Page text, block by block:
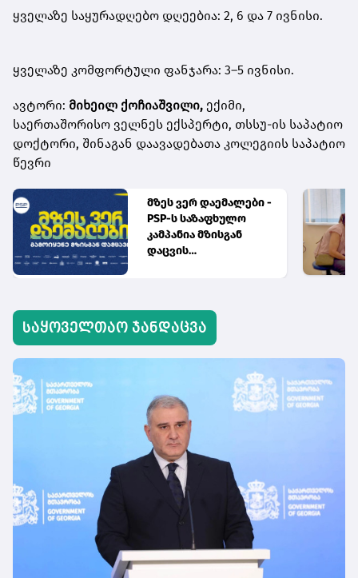
ყველაზე საყურადღებო დღეებია: 2, 6 და 7 ივნისი.
ყველაზე კომფორტული ფანჯარა: 3–5 ივნისი.
ავტორი: მიხეილ ქოჩიაშვილი, ექიმი,
საერთაშორისო ველნეს ექსპერტი, თსსუ-ის საპატიო
დოქტორი, შინაგან დაავადებათა კოლეგიის საპატიო
წევრი
მზეს ვერ დაემალები -
PSP-ს საზაფხულო
კამპანია მზისგან
დაცვის
საყოველთაო ჯანდაცვა